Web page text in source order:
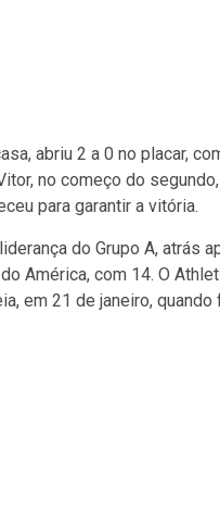
abriu 2 a 0 no placar,
no começo do
para garantir a vitória.
do Grupo A, atrás
América, com 14. O
em 21 de janeiro,